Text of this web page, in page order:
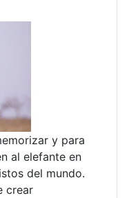
y para
al elefante en
del mundo.
crear